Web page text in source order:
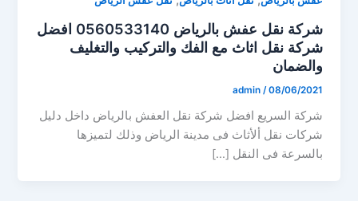
شركة نقل عفش بالرياض 0560533140 افضل
شركة نقل اثاث مع الفك والتركيب والتغليف
والضمان
admin /08/06/2021
شركة السريع افضل شركة نقل العفش بالرياض داخل دليل
شركات نقل ألأثاث فى مدينة الرياض وذلك لتميزها
بالسرعة فى النقل […]